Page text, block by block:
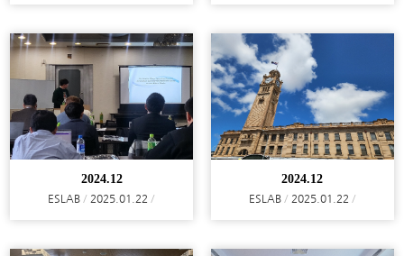
2024.12
ESLAB 2025.01.22
2024.12
ESLAB 2025.01.22